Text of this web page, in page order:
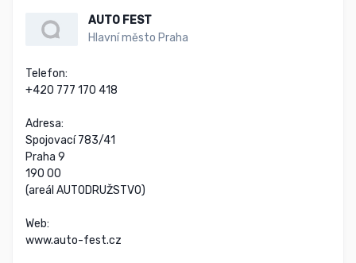
AUTO FEST
Hlavní město Praha
Telefon:
+420 777 170 418
Adresa:
Spojovací 783/41
Praha 9
190 00
(areál AUTODRUŽSTVO)
Web:
www.auto-fest.cz